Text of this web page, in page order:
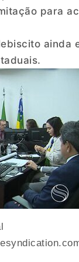
para
ainda